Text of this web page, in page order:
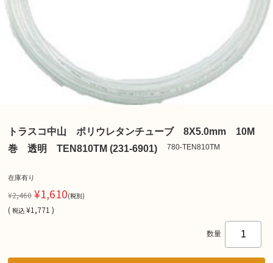
トラスコ中山 ポリウレタンチューブ 8X5.0mm 10M
巻 透明 TEN810TM (231-6901)
780-TEN810TM
在庫有り
¥2,460 ¥1,610(税別)
( 税込 ¥1,771 )
数量